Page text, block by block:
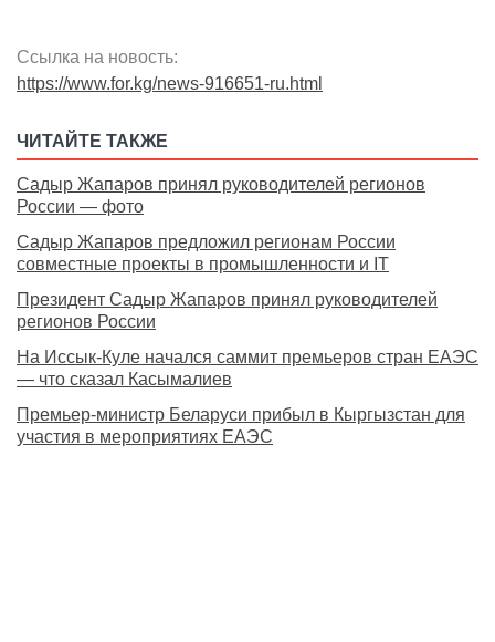
Ссылка на новость:
https://www.for.kg/news-916651-ru.html
ЧИТАЙТЕ ТАКЖЕ
Садыр Жапаров принял руководителей регионов
России — фото
Садыр Жапаров предложил регионам России
совместные проекты в промышленности и IT
Президент Садыр Жапаров принял руководителей
регионов России
На Иссык-Куле начался саммит премьеров стран ЕАЭС
— что сказал Касымалиев
Премьер-министр Беларуси прибыл в Кыргызстан для
участия в мероприятиях ЕАЭС